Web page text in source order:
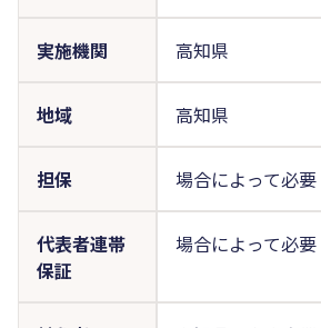
実施機関 高知県
地域 高知県
担保 場合によって必要
代表者連帯
保証
場合によって必要